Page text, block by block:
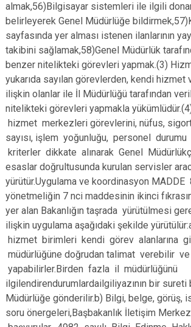
almak,56)Bilgisayar sistemleri ile ilgili
belirleyerek Genel Müdürlüğe
sayfasında yer alması istenen ilanlarının
takibini sağlamak,58)Genel Müdürlük
benzer nitelikteki görevleri yapmak.(3)
yukarıda sayılan görevlerden, kendi hizmet
ilişkin olanlar ile İl Müdürlüğü tarafından
nitelikteki görevleri yapmakla
hizmet merkezleri görevlerini, nüfus,
sayısı, işlem yoğunluğu, personel
kriterler dikkate alınarak Genel
esaslar doğrultusunda kurulan servisler
yürütür.Uygulama ve koordinasyon MADDE
yönetmeliğin 7 nci maddesinin ikinci
yer alan Bakanlığın taşrada yürütülmesi
ilişkin uygulama aşağıdaki şekilde
hizmet birimleri kendi görev alanlarına
müdürlüğüne doğrudan talimat verebilir ve
yapabilirler.Birden fazla il müdürlüğünü
ilgilendirendurumlardailgiliyazının bir sureti
Müdürlüğe gönderilir.b) Bilgi, belge, görüş,
soru önergeleri,Başbakanlık İletişim